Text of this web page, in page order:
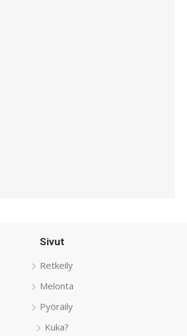
Sivut
Retkeily
Melonta
Pyöräily
Kuka?